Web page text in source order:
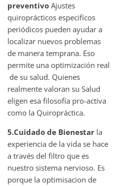
preventivo Ajustes
quiroprácticos especifícos
periódicos pueden ayudar a
localizar nuevos problemas
de manera temprana. Eso
permite una optimización real
de su salud. Quienes
realmente valoran su Salud
eligen esa filosofía pro-activa
como la Quiropráctica.
5.Cuidado de Bienestar la
experiencia de la vida se hace
a través del filtro que es
nuestro sistema nervioso. Es
porque la optimisacion de